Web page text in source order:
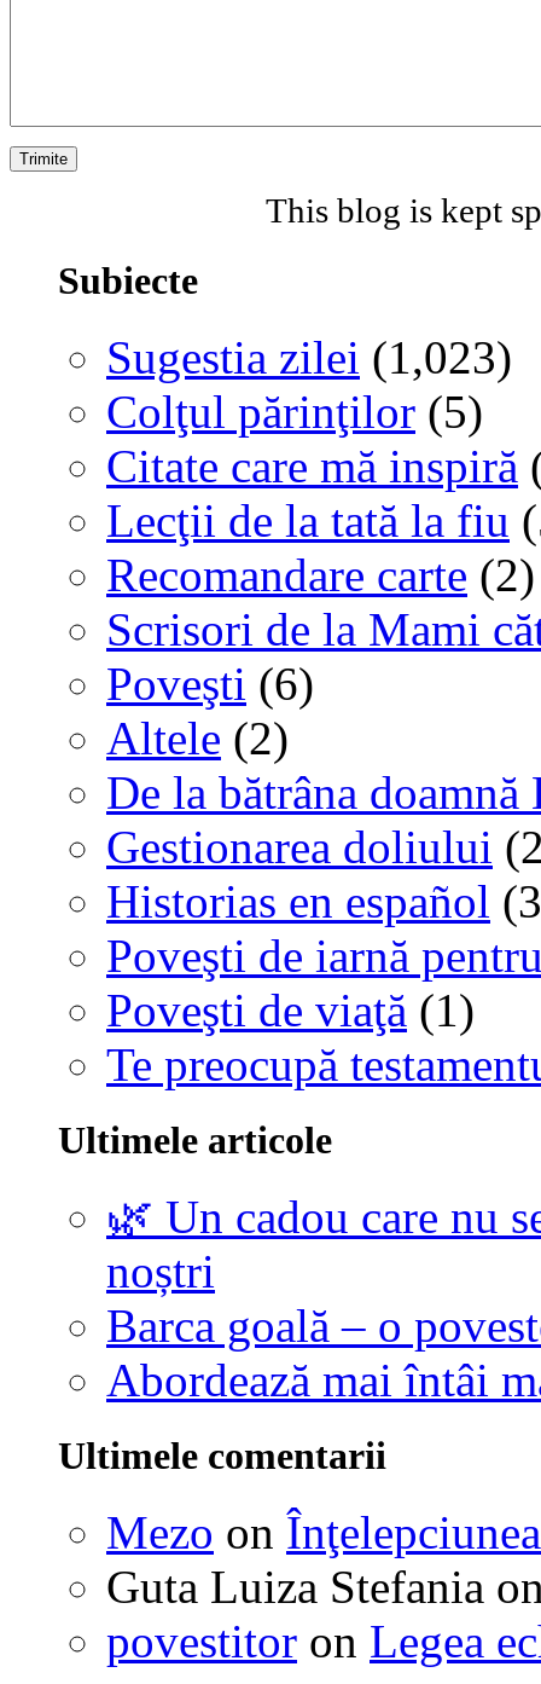
This blog is kept
Subiecte
Sugestia zilei (1,023)
Colţul părinţilor (5)
Citate care mă inspiră
Lecţii de la tată la fiu
Recomandare carte (2)
Scrisori de la Mami
Poveşti (6)
Altele (2)
De la bătrâna
Gestionarea doliului
Historias en español
Poveşti de iarnă
Poveşti de viaţă (1)
Te preocupă
Ultimele articole
🌿 Un cadou care nu
noștri
Barca goală – o
Abordează mai întâi
Ultimele comentarii
Mezo on Înţelepciunea
Guta Luiza Stefania
povestitor on Legea